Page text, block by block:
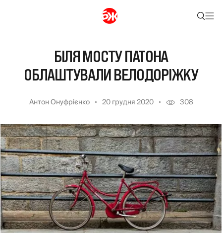
БІЛЯ МОСТУ ПАТОНА
ОБЛАШТУВАЛИ ВЕЛОДОРІЖКУ
Антон Онуфрієнко 20 грудня 2020 308